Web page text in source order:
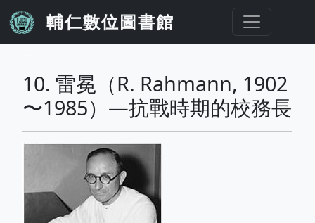
移至主內容
輔仁數位圖書館
10. 雷冕（R. Rahmann, 1902
〜1985）—抗戰時期的校務長